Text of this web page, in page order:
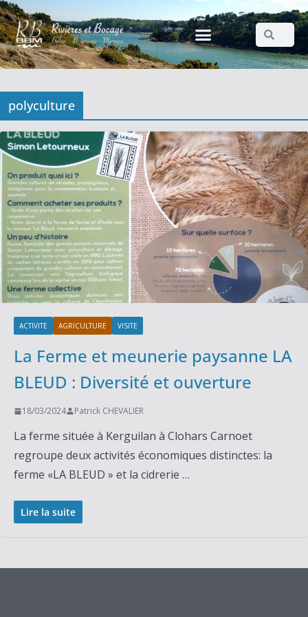
polyculture
ACTIVITE AGRICULTURE VISITE
La Ferme et meunerie paysanne LA
BLEUD : Diversité et ouverture
18/03/2024 Patrick CHEVALIER
La ferme située à Kerguilan à Clohars Carnoet
regroupe deux activités économiques distinctes: la
ferme «LA BLEUD » et la cidrerie …
Lire la suite